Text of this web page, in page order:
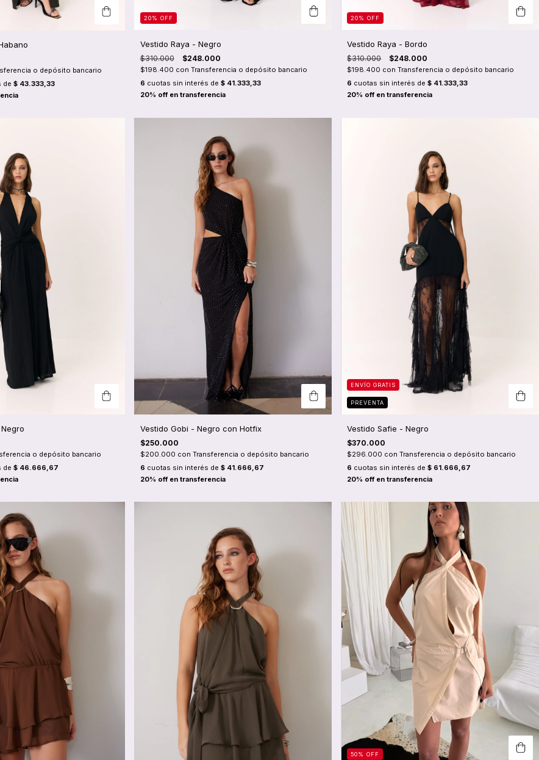
o depósito bancario
de $ 43.333,33
20% OFF
Vestido Raya - Negro
$310.000 $248.000
$198.400 con Transferencia o depósito bancario
6 cuotas sin interés de $ 41.333,33
20%OFF
Vestido Raya - Bordo
$310.000 $248.000
$198.400 con Transferencia o depósito bancario
6 cuotas sin interés de$ 41.333,33
o depósito bancario
de $ 46.666,67
Vestido Gobi - Negro con Hotfix
$250.000
$200.000 con Transferencia o depósito bancario
6 cuotas sin interés de $ 41.666,67
ENVÍO GRATIS
PREVENTA
Vestido Safie - Negro
$370.000
$296.000 con Transferencia o depósito bancario
6 cuotas sin interés de$ 61.666,67
50%OFF